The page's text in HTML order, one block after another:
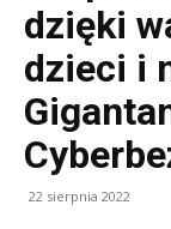
dzięki
dzieci i
22 sierpnia 2022